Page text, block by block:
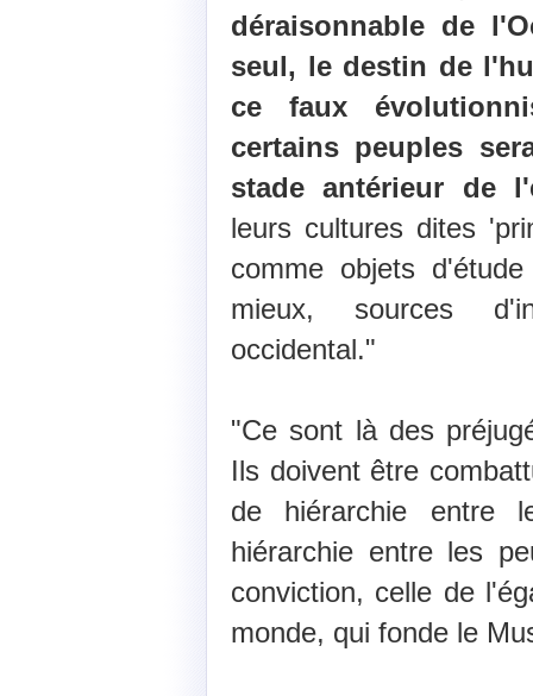
déraisonnable de
seul, le destin de
ce faux
certains peuples
stade antérieur de
leurs cultures dites
comme objets
mieux, sources
occidental."
"Ce sont là des
Ils doivent être
de hiérarchie entre
hiérarchie entre les
conviction, celle de
monde, qui fonde le